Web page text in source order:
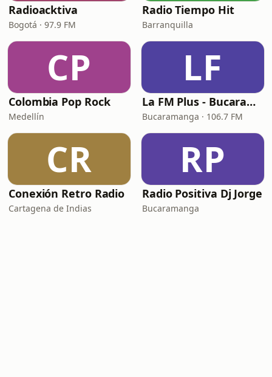
Radioacktiva
Bogotá · 97.9 FM
Radio Tiempo Hit
Barranquilla
CP
Colombia Pop Rock
Medellín
LF
La FM Plus - Bucaramanga
Bucaramanga · 106.7 FM
CR
Conexión Retro Radio
Cartagena de Indias
RP
Radio Positiva Dj Jorge
Bucaramanga